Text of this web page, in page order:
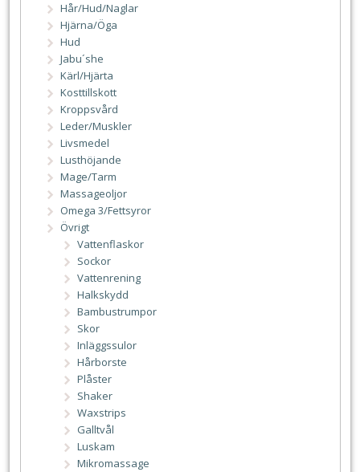
Hår/Hud/Naglar
Hjärna/Öga
Hud
Jabu´she
Kärl/Hjärta
Kosttillskott
Kroppsvård
Leder/Muskler
Livsmedel
Lusthöjande
Mage/Tarm
Massageoljor
Omega 3/Fettsyror
Övrigt
Vattenflaskor
Sockor
Vattenrening
Halkskydd
Bambustrumpor
Skor
Inläggssulor
Hårborste
Plåster
Shaker
Waxstrips
Galltvål
Luskam
Mikromassage